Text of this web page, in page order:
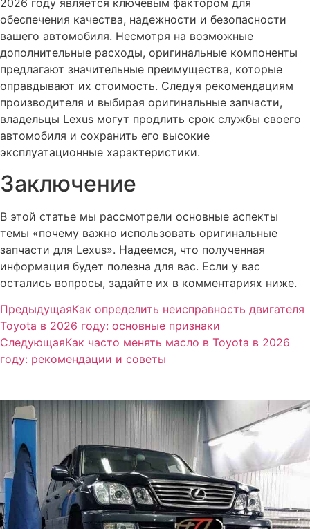
2026 году является ключевым фактором для
обеспечения качества, надежности и безопасности
вашего автомобиля. Несмотря на возможные
дополнительные расходы, оригинальные компоненты
предлагают значительные преимущества, которые
оправдывают их стоимость. Следуя рекомендациям
производителя и выбирая оригинальные запчасти,
владельцы Lexus могут продлить срок службы своего
автомобиля и сохранить его высокие
эксплуатационные характеристики.
Заключение
В этой статье мы рассмотрели основные аспекты
темы «почему важно использовать оригинальные
запчасти для Lexus». Надеемся, что полученная
информация будет полезна для вас. Если у вас
остались вопросы, задайте их в комментариях ниже.
ПредыдущаяКак определить неисправность двигателя
Toyota в 2026 году: основные признаки
СледующаяКак часто менять масло в Toyota в 2026
году: рекомендации и советы